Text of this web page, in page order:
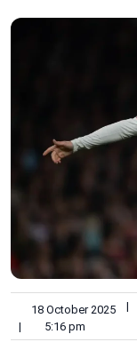
18 October 2025 |
|
5:16 pm